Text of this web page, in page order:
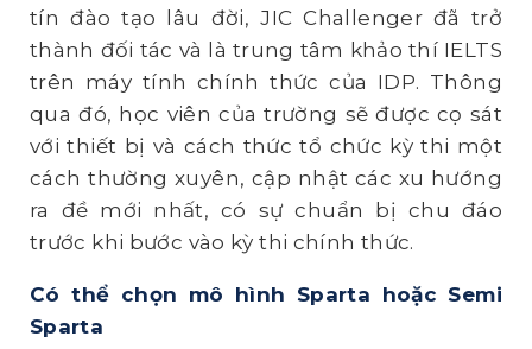
tín đào tạo lâu đời, JIC Challenger đã trở
thành đối tác và là trung tâm khảo thí IELTS
trên máy tính chính thức của IDP. Thông
qua đó, học viên của trường sẽ được cọ sát
với thiết bị và cách thức tổ chức kỳ thi một
cách thường xuyên, cập nhật các xu hướng
ra đề mới nhất, có sự chuẩn bị chu đáo
trước khi bước vào kỳ thi chính thức.
Có thể chọn mô hình Sparta hoặc Semi
Sparta